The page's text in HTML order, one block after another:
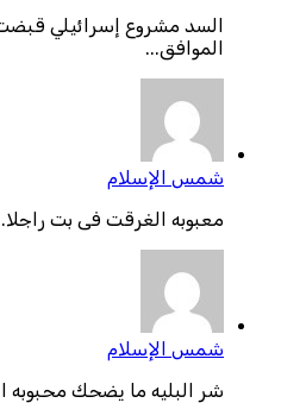
الموافق...
شمس الإسلام
معبوبه الغرقت فى بت
شمس الإسلام
شر البليه ما يضحك محبوبه